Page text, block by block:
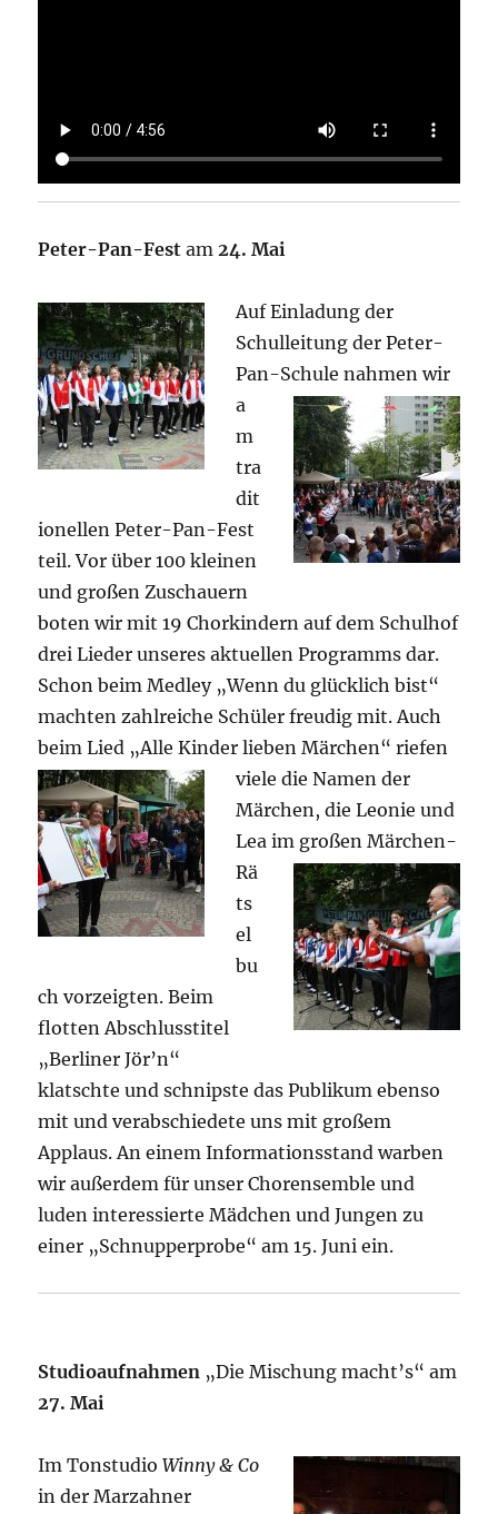
Peter-Pan-Fest am 24. Mai
Auf Einladung der
Schulleitung der Peter-
Pan-Schule nahmen wir
a
m
tra
dit
ionellen Peter-Pan-Fest
teil. Vor über 100 kleinen
und großen Zuschauern
boten wir mit 19 Chorkindern auf dem Schulhof
drei Lieder unseres aktuellen Programms dar.
Schon beim Medley „Wenn du glücklich bist“
machten zahlreiche Schüler freudig mit. Auch
beim Lied „Alle Kinder lieben Märchen“ riefen
viele die Namen der
Märchen, die Leonie und
Lea im großen Märchen-
Rä
ts
el
bu
ch vorzeigten. Beim
flotten Abschlusstitel
„Berliner Jör’n“
klatschte und schnipste das Publikum ebenso
mit und verabschiedete uns mit großem
Applaus. An einem Informationsstand warben
wir außerdem für unser Chorensemble und
luden interessierte Mädchen und Jungen zu
einer „Schnupperprobe“ am 15. Juni ein.
Studioaufnahmen „Die Mischung macht’s“ am
27. Mai
Im TonstudioWinny & Co
in der Marzahner